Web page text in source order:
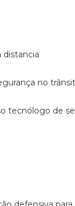
distancia
no
tecnólogo de